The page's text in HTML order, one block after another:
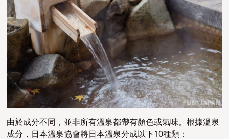
由於成分不同，並非所有溫泉都帶有顏色或氣味。根據溫泉
成分，日本溫泉協會將日本溫泉分成以下10種類：